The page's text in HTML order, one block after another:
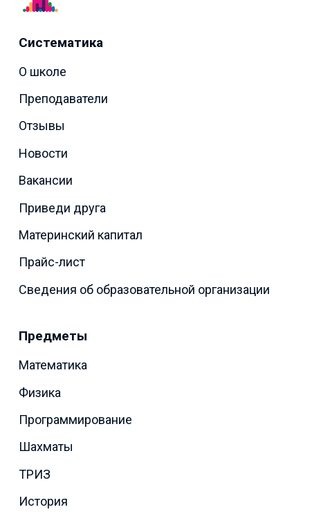
Систематика
О школе
Преподаватели
Отзывы
Новости
Вакансии
Приведи друга
Материнский капитал
Прайс-лист
Сведения об образовательной организации
Предметы
Математика
Физика
Программирование
Шахматы
ТРИЗ
История